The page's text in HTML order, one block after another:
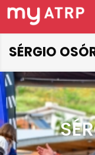
SÉRGIO